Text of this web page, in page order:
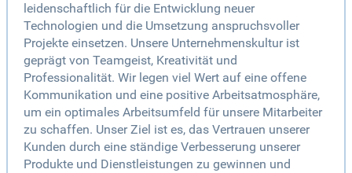
leidenschaftlich für die Entwicklung neuer
Technologien und die Umsetzung anspruchsvoller
Projekte einsetzen. Unsere Unternehmenskultur ist
geprägt von Teamgeist, Kreativität und
Professionalität. Wir legen viel Wert auf eine offene
Kommunikation und eine positive Arbeitsatmosphäre,
um ein optimales Arbeitsumfeld für unsere Mitarbeiter
zu schaffen. Unser Ziel ist es, das Vertrauen unserer
Kunden durch eine ständige Verbesserung unserer
Produkte und Dienstleistungen zu gewinnen und